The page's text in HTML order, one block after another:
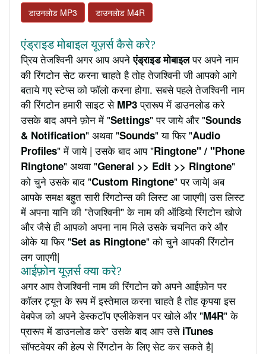
डाउनलोड MP3 डाउनलोड M4R
एंड्राइड मोबाइल यूज़र्स कैसे करे?
प्रिय तेजश्विनी अगर आप अपनेएंड्राइड मोबाइलपर अपने नाम
की रिंगटोन सेट करना चाहते है तोह तेजश्विनी जी आपको आगे
बताये गए स्टेप्स को फॉलो करना होगा. सबसे पहले तेजश्विनी नाम
की रिंगटोन हमारी साइट से MP3प्रारूप में डाउनलोड करे
उसके बाद अपने फ़ोन में "Settings" पर जाये और "Sounds
& Notification" अथवा "Sounds" या फिर "Audio
Profiles" में जाये | उसके बाद आप "Ringtone" / "Phone
Ringtone" अथवा "General >> Edit >> Ringtone"
को चुने उसके बाद "Custom Ringtone" पर जाये| अब
आपके समक्ष बहुत सारी रिंगटोन्स की लिस्ट आ जाएगी| उस लिस्ट
में अपना यानि की "तेजश्विनी" के नाम की ऑडियो रिंगटोन खोजे
और जैसे ही आपको अपना नाम मिले उसके चयनित करे और
ओके या फिर "Set as Ringtone" को चुने आपकी रिंगटोन
लग जाएगी|
आईफ़ोन यूज़र्स क्या करे?
अगर आप तेजश्विनी नाम की रिंगटोन को अपने आईफ़ोन पर
कॉलर ट्यून के रूप में इस्तेमाल करना चाहते है तोह कृपया इस
वेबपेज को अपने डेस्कटॉप एप्लीकेशन पर खोले और "M4R" के
प्रारूप में डाउनलोड करे" उसके बाद आप उसे iTunes
सॉफ्टवेयर की हेल्प से रिंगटोन के लिए सेट कर सकते है|